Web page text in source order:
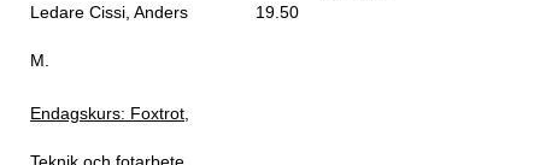
Ledare Cissi, Anders
M
19.50
Endagskurs: Foxtrot,
Teknik och fotarbete